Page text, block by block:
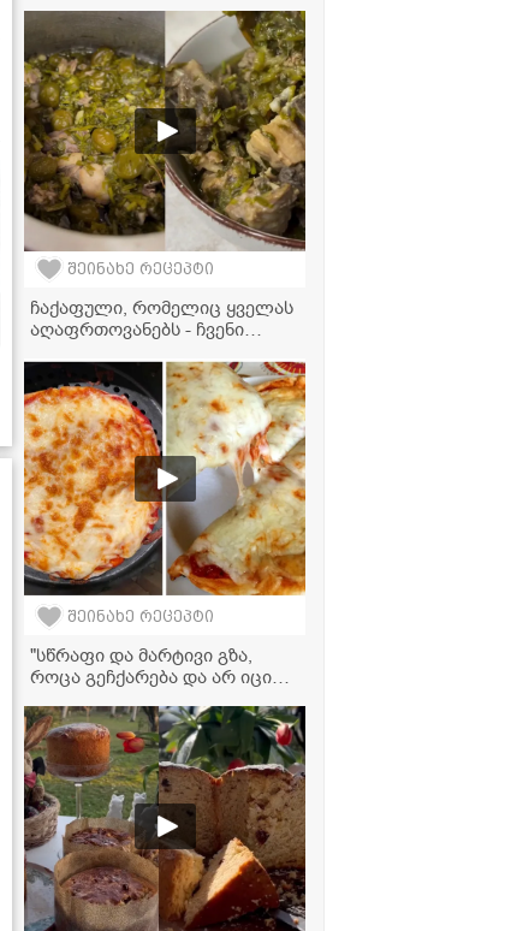
კარტოფილისთვის
შეინახე რეცეპტი
ჩაქაფული, რომელიც ყველას
აღაფრთოვანებს - ჩვენი
შეინახე რეცეპტი
"სწრაფი და მარტივი გზა,
როცა გეჩქარება და არ იცი
მომზადება აეროგრილში